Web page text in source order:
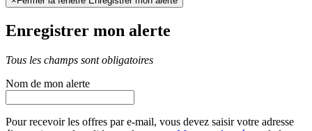
Enregistrer mon alerte
Tous les champs sont obligatoires
Nom de mon alerte
Pour recevoir les offres par e-mail, vous devez saisir votre adresse